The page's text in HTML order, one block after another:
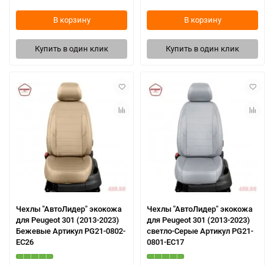
В корзину
Купить в один клик
В корзину
Купить в один клик
Чехлы "АвтоЛидер" экокожа
для Peugeot 301 (2013-2023)
Бежевые Артикул PG21-0802-
EC26
Чехлы "АвтоЛидер" экокожа
для Peugeot 301 (2013-2023)
светло-Серые Артикул PG21-
0801-EC17